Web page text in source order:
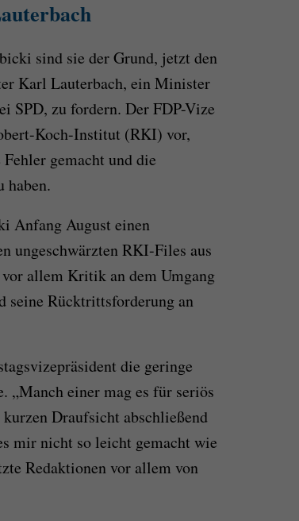
sind sie der Grund, jetzt den
Karl Lauterbach, ein Minister
SPD, zu fordern. Der FDP-Vize
Koch-Institut (RKI) vor,
gemacht und die
haben.
Anfang August einen
ungeschwärzten RKI-Files aus
allem Kritik an dem Umgang
seine Rücktrittsforderung an
die geringe
„Manch einer mag es für seriös
Draufsicht abschließend
mir nicht so leicht gemacht wie
Redaktionen vor allem von